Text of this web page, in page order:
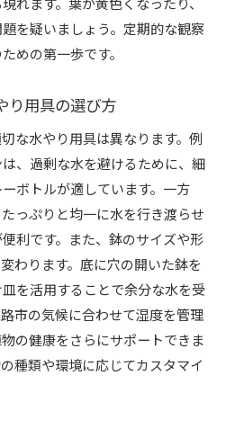
を疑いましょう。定期的な観察
めの第一歩です。
り用具の選び方
な水やり用具は異なります。例
、過剰な水を避けるために、細
ボトルが適しています。一方
っぷりと均一に水を行き渡らせ
利です。また、鉢のサイズや形
わります。底に穴の開いた鉢を
を活用することで余分な水を受
市の気候に合わせて湿度を管理
の健康をさらにサポートできま
種類や環境に応じてカスタマイ